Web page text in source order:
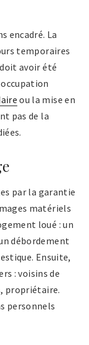
encadré. La
temporaires
avoir été
ou la mise en
pas de la
par la garantie
matériels
loué : un
débordement
Ensuite,
: voisins de
propriétaire.
personnels